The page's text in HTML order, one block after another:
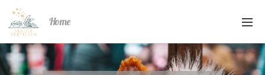
Home